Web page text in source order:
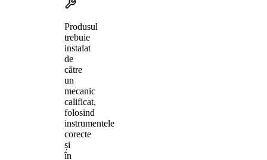
Produsul
trebuie
instalat
de
către
un
mecanic
calificat,
folosind
instrumentele
corecte
și
în